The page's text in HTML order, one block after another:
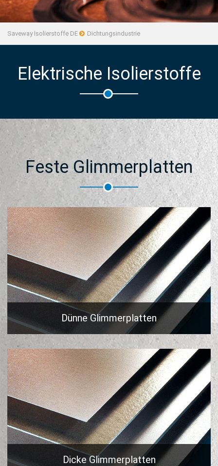
Saveway Isolierstoffe DE Dichtungsindustrie
Elektrische Isolierstoffe
Feste Glimmerplatten
Dünne Glimmerplatten
Dicke Glimmerplatten